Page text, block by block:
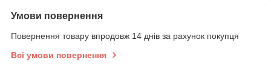
Умови повернення
Повернення товару впродовж 14 днів за рахунок покупця
Всі умови повернення